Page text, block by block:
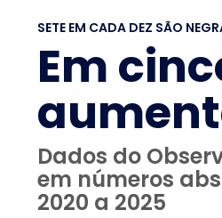
SETE EM CADA DEZ SÃO
Em
Dados do
em números
2020 a 2025